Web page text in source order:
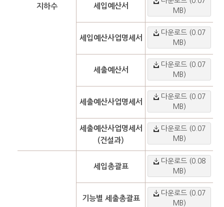
지하수 세입예산서
MB)
세입예산사업명세서
다운로드 (0.07
MB)
세출예산서
다운로드 (0.07
MB)
세출예산사업명세서
다운로드 (0.07
MB)
세출예산사업명세서
(건설과)
다운로드 (0.07
MB)
세입총괄표
다운로드 (0.08
MB)
기능별 세출총괄표
다운로드 (0.07
MB)